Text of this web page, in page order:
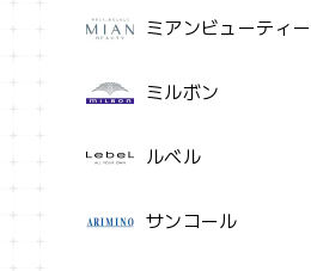
ミアンビューティー
ミルボン
ルベル
サンコール